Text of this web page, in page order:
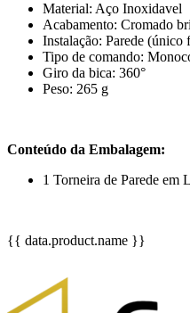
Material: Aço Inoxidavel
Acabamento: Cromado
Instalação: Parede (único
Tipo de comando:
Giro da bica: 360°
Peso: 265 g
Conteúdo da Embalagem:
1 Torneira de Parede em
{{ data.product.name }}